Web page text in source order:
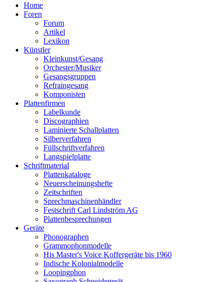
Home
Foren
Forum
Artikel
Lexikon
Künstler
Kleinkunst/Gesang
Orchester/Musiker
Gesangsgruppen
Refraingesang
Komponisten
Plattenfirmen
Labelkunde
Discographien
Laminierte Schallplatten
Silberverfahren
Füllschriftverfahren
Langspielplatte
Schriftmaterial
Plattenkataloge
Neuerscheinungshefte
Zeitschriften
Sprechmaschinenhändler
Festschrift Carl Lindström AG
Plattenbesprechungen
Geräte
Phonographen
Grammophonmodelle
His Master's Voice Koffergeräte bis 1960
Indische Kolonialmodelle
Loopingphon